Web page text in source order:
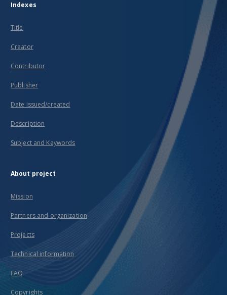
Indexes
Title
Creator
Contributor
Publisher
Date issued/created
Description
Subject and Keywords
About project
Mission
Partners and organization
Projects
Technical information
FAQ
Copyrights